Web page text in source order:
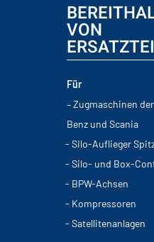
VON
Für
– Zugmaschinen
Benz und Scania
Silo-Auflieger
Silo- und Box-
BPW-Achsen
Kompressoren
Satellitenanlagen